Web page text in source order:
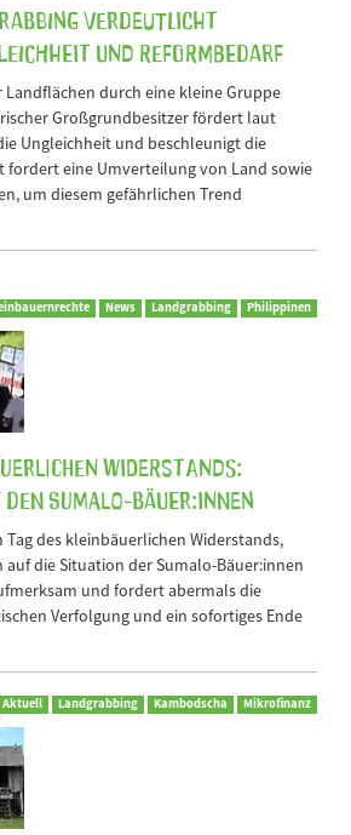
verdeutlicht
und Reformbedarf
Landflächen durch eine kleine Gruppe
Großgrundbesitzer fördert laut
Ungleichheit und beschleunigt die
fordert eine Umverteilung von Land sowie
um diesem gefährlichen Trend
News Landgrabbing Philippinen
Widerstands:
Sumalo-Bäuer:innen
Tag des kleinbäuerlichen Widerstands,
auf die Situation der Sumalo-Bäuer:innen
und fordert abermals die
Verfolgung und ein sofortiges Ende
Aktuell Landgrabbing Kambodscha Mikrofinanz